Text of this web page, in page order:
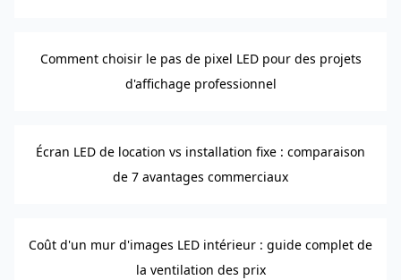
Comment choisir le pas de pixel LED pour des projets
d'affichage professionnel
Écran LED de location vs installation fixe : comparaison
de 7 avantages commerciaux
Coût d'un mur d'images LED intérieur : guide complet de
la ventilation des prix